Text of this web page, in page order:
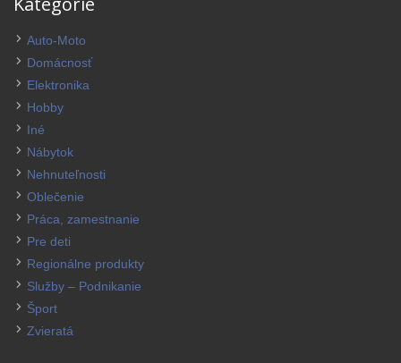
Auto-Moto
Domácnosť
Elektronika
Hobby
Iné
Nábytok
Nehnuteľnosti
Oblečenie
Práca, zamestnanie
Pre deti
Regionálne produkty
Služby – Podnikanie
Šport
Zvieratá